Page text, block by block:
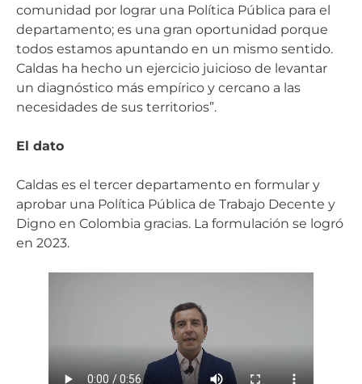
comunidad por lograr una Política Pública para el
departamento; es una gran oportunidad porque
todos estamos apuntando en un mismo sentido.
Caldas ha hecho un ejercicio juicioso de levantar
un diagnóstico más empírico y cercano a las
necesidades de sus territorios”.
El dato
Caldas es el tercer departamento en formular y
aprobar una Política Pública de Trabajo Decente y
Digno en Colombia gracias. La formulación se logró
en 2023.